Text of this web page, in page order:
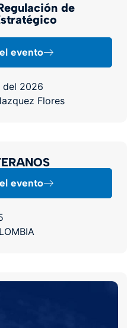
de
evento
del 2026
Flores
evento